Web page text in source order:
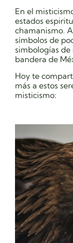
En el
estados
chamanismo.
símbolos de
simbologías de
bandera de
Hoy te
más a estos
misticismo: